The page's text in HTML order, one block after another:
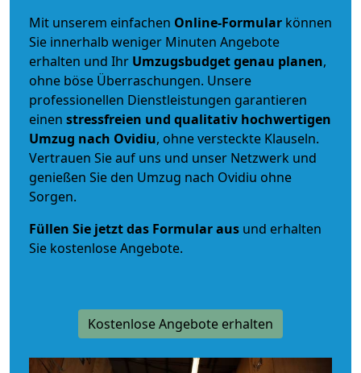
Mit unserem einfachen Online-Formular können
Sie innerhalb weniger Minuten Angebote
erhalten und Ihr Umzugsbudgetgenau planen,
ohne böse Überraschungen. Unsere
professionellen Dienstleistungen garantieren
einen stressfreien und qualitativ hochwertigen
Umzug nach Ovidiu, ohne versteckte Klauseln.
Vertrauen Sie auf uns und unser Netzwerk und
genießen Sie den Umzug nach Ovidiu ohne
Sorgen.
Füllen Sie jetzt das Formular aus und erhalten
Sie kostenlose Angebote.
Kostenlose Angebote erhalten